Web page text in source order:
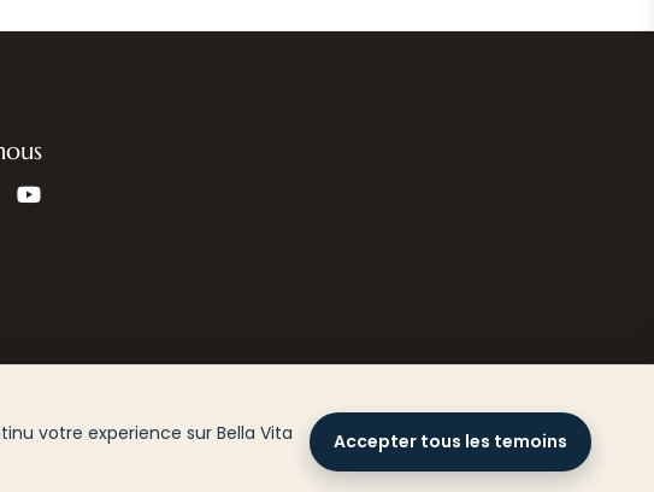
votre experience sur Bella Vita
Accepter tous les temoins